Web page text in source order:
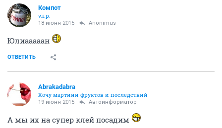
Компот
v.i.p.
18 июня 2015 Anоnimus
Юлиааааан
ОТВЕТИТЬ
Abrakadabra
Хочу мартини фруктов и последствий
19 июня 2015 Автоинформатор
А мы их на супер клей посадим